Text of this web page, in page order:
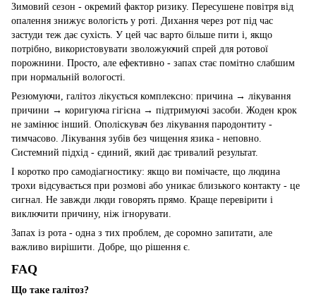
Зимовий сезон - окремий фактор ризику. Пересушене повітря від
опалення знижує вологість у роті. Дихання через рот під час
застуди теж дає сухість. У цей час варто більше пити і, якщо
потрібно, використовувати зволожуючий спрей для ротової
порожнини. Просто, але ефективно - запах стає помітно слабшим
при нормальній вологості.
Резюмуючи, галітоз лікується комплексно: причина → лікування
причини → коригуюча гігієна → підтримуючі засоби. Жоден крок
не замінює інший. Ополіскувач без лікування пародонтиту -
тимчасово. Лікування зубів без чищення язика - неповно.
Системний підхід - єдиний, який дає тривалий результат.
І коротко про самодіагностику: якщо ви помічаєте, що людина
трохи відсувається при розмові або уникає близького контакту - це
сигнал. Не завжди люди говорять прямо. Краще перевірити і
виключити причину, ніж ігнорувати.
Запах із рота - одна з тих проблем, де соромно запитати, але
важливо вирішити. Добре, що рішення є.
FAQ
Що таке галітоз?